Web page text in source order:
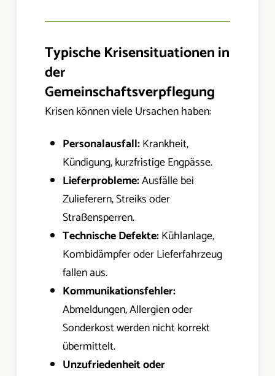
Typische Krisensituationen in
der
Gemeinschaftsverpflegung
Krisen können viele Ursachen haben:
Personalausfall:Krankheit,
Kündigung, kurzfristige Engpässe.
Lieferprobleme:Ausfälle bei
Zulieferern, Streiks oder
Straßensperren.
Technische Defekte:Kühlanlage,
Kombidämpfer oder Lieferfahrzeug
fallen aus.
Kommunikationsfehler:
Abmeldungen, Allergien oder
Sonderkost werden nicht korrekt
übermittelt.
Unzufriedenheit oder